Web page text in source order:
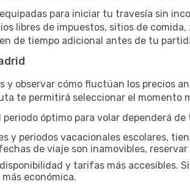
para iniciar tu travesía sin
libres de impuestos, sitios de
de tiempo adicional antes de tu
observar cómo fluctúan los precios
te permitirá seleccionar el momento
óptimo para volar dependerá de
y periodos vacacionales escolares,
de viaje son inamovibles,
y tarifas más accesibles.
económica.